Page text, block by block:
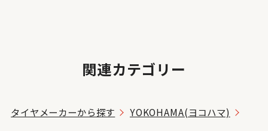
関連カテゴリー
タイヤメーカーから探す YOKOHAMA(ヨコハマ)